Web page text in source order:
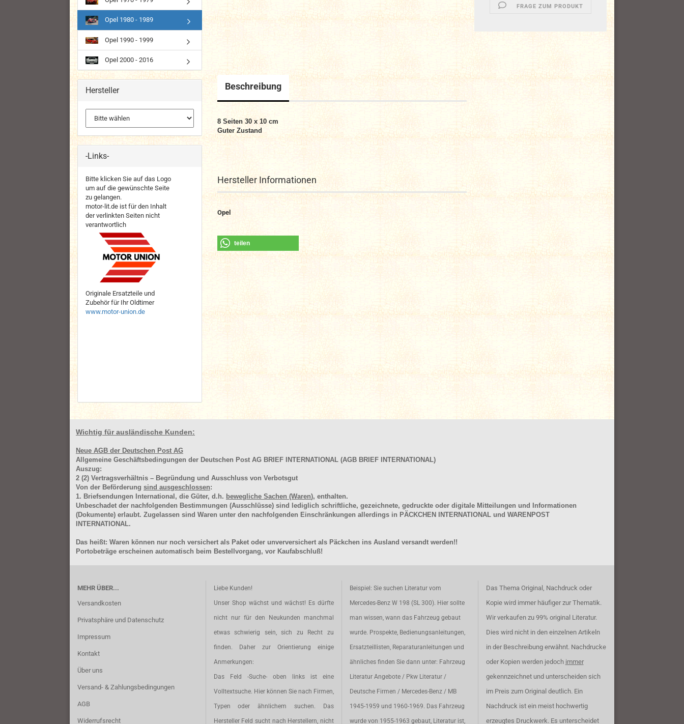
FRAGE ZUM PRODUKT
Beschreibung
8 Seiten 30 x 10 cm
Guter Zustand
Hersteller Informationen
Opel
teilen
Opel 1980 - 1989
Opel 1990 - 1999
Opel 2000 - 2016
Hersteller
-Links-
Bitte klicken Sie auf das Logo
um auf die gewünschte Seite
zu gelangen.
motor-lit.de ist für den Inhalt
der verlinkten Seiten nicht
verantwortlich
Originale Ersatzteile und
Zubehör für Ihr Oldtimer
www.motor-union.de
Wichtig für ausländische Kunden:
Neue AGB der Deutschen Post AG
Allgemeine Geschäftsbedingungen der Deutschen Post AG BRIEF INTERNATIONAL (AGB BRIEF INTERNATIONAL)
Auszug:
2 (2) Vertragsverhältnis – Begründung und Ausschluss von Verbotsgut
Von der Beförderung sind ausgeschlossen:
1. Briefsendungen International, die Güter, d.h. bewegliche Sachen (Waren), enthalten.
Unbeschadet der nachfolgenden Bestimmungen (Ausschlüsse) sind lediglich schriftliche, gezeichnete, gedruckte oder digitale Mitteilungen und Informationen
(Dokumente) erlaubt. Zugelassen sind Waren unter den nachfolgenden Einschränkungen allerdings in PÄCKCHEN INTERNATIONAL und WARENPOST
INTERNATIONAL.
Das heißt: Waren können nur noch versichert als Paket oder unverversichert als Päckchen ins Ausland versandt werden!!
Portobeträge erscheinen automatisch beim Bestellvorgang, vor Kaufabschluß!
MEHR ÜBER...
Versandkosten
Privatsphäre und Datenschutz
Impressum
Kontakt
Über uns
Versand- & Zahlungsbedingungen
AGB
Widerrufsrecht
Liebe Kunden!
Unser Shop wächst und wächst! Es dürfte
nicht nur für den Neukunden manchmal
etwas schwierig sein, sich zu Recht zu
finden. Daher zur Orientierung einige
Anmerkungen:
Das Feld -Suche- oben links ist eine
Volltextsuche. Hier können Sie nach Firmen,
Typen oder ähnlichem suchen. Das
Hersteller Feld sucht nach Herstellern, nicht
Beispiel: Sie suchen Literatur vom
Mercedes-Benz W 198 (SL 300). Hier sollte
man wissen, wann das Fahrzeug gebaut
wurde. Prospekte, Bedienungsanleitungen,
Ersatzteillisten, Reparaturanleitungen und
ähnliches finden Sie dann unter: Fahrzeug
Literatur Angebote / Pkw Literatur /
Deutsche Firmen / Mercedes-Benz / MB
1945-1959 und 1960-1969. Das Fahrzeug
wurde von 1955-1963 gebaut, Literatur ist,
Das Thema Original, Nachdruck oder
Kopie wird immer häufiger zur Thematik.
Wir verkaufen zu 99% original Literatur.
Dies wird nicht in den einzelnen Artikeln
in der Beschreibung erwähnt. Nachdrucke
oder Kopien werden jedoch immer
gekennzeichnet und unterscheiden sich
im Preis zum Original deutlich. Ein
Nachdruck ist ein meist hochwertig
erzeugtes Druckwerk. Es unterscheidet